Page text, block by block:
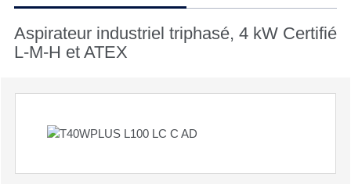
Aspirateur industriel triphasé, 4 kW Certifié
L-M-H et ATEX